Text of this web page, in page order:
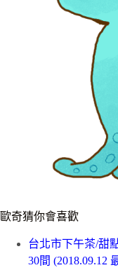
歐奇猜你會喜歡
台北市下午茶/甜
30間 (2018.09.12